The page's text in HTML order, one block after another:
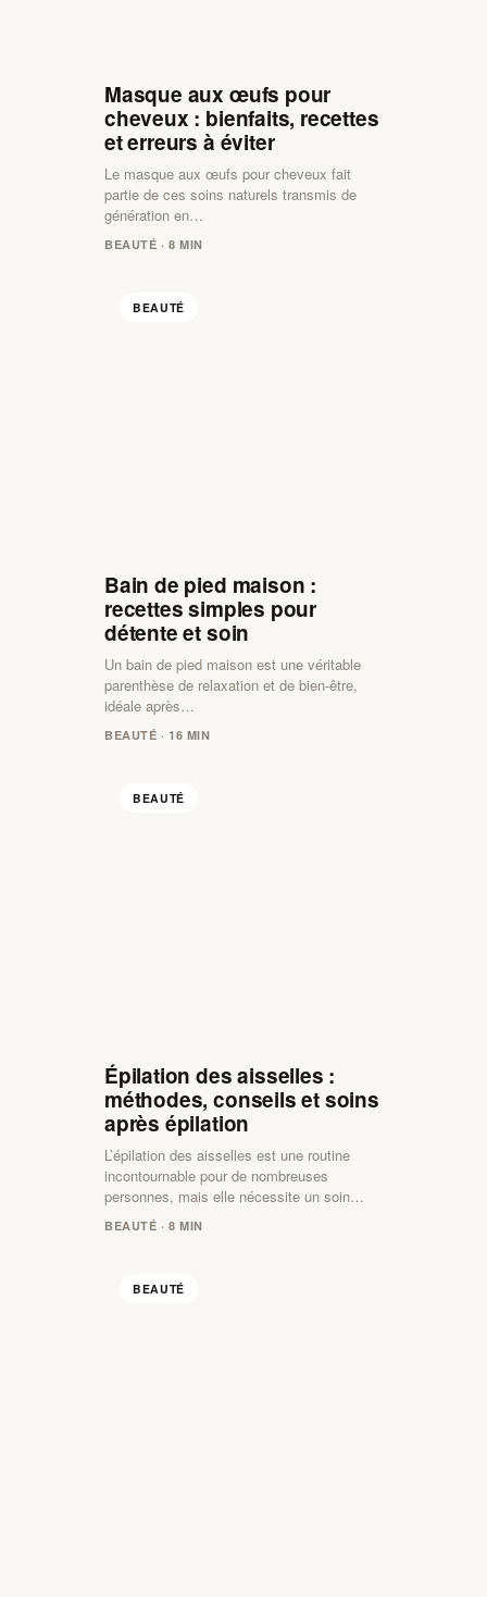
Masque aux œufs pour
cheveux : bienfaits, recettes
et erreurs à éviter
Le masque aux œufs pour cheveux fait
partie de ces soins naturels transmis de
génération en…
BEAUTÉ · 8 MIN
BEAUTÉ
Bain de pied maison :
recettes simples pour
détente et soin
Un bain de pied maison est une véritable
parenthèse de relaxation et de bien-être,
idéale après…
BEAUTÉ · 16 MIN
BEAUTÉ
Épilation des aisselles :
méthodes, conseils et soins
après épilation
L’épilation des aisselles est une routine
incontournable pour de nombreuses
personnes, mais elle nécessite un soin…
BEAUTÉ · 8 MIN
BEAUTÉ